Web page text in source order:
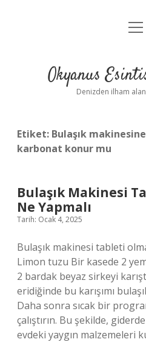
Yasal
Okyanus
Denizden ilham
Etiket: Bulaşık
karbonat konur mu
Bulaşık Makinesi
Ne Yapmalı
Tarih: Ocak 4, 2025
Bulaşık makinesi tableti
Limon tuzu Bir kasede 2
2 bardak beyaz sirkeyi
eridiğinde bu karışımı
Daha sonra sıcak bir
çalıştırın. Bu şekilde,
evdeki yaygın malzemeleri